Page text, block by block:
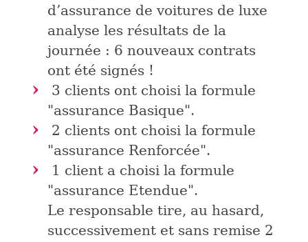
d’assurance de voitures de luxe
analyse les résultats de la
journée : 6 nouveaux contrats
ont été signés !
3 clients ont choisi la formule
"assurance Basique".
2 clients ont choisi la formule
"assurance Renforcée".
1 client a choisi la formule
"assurance Etendue".
Le responsable tire, au hasard,
successivement et sans remise 2